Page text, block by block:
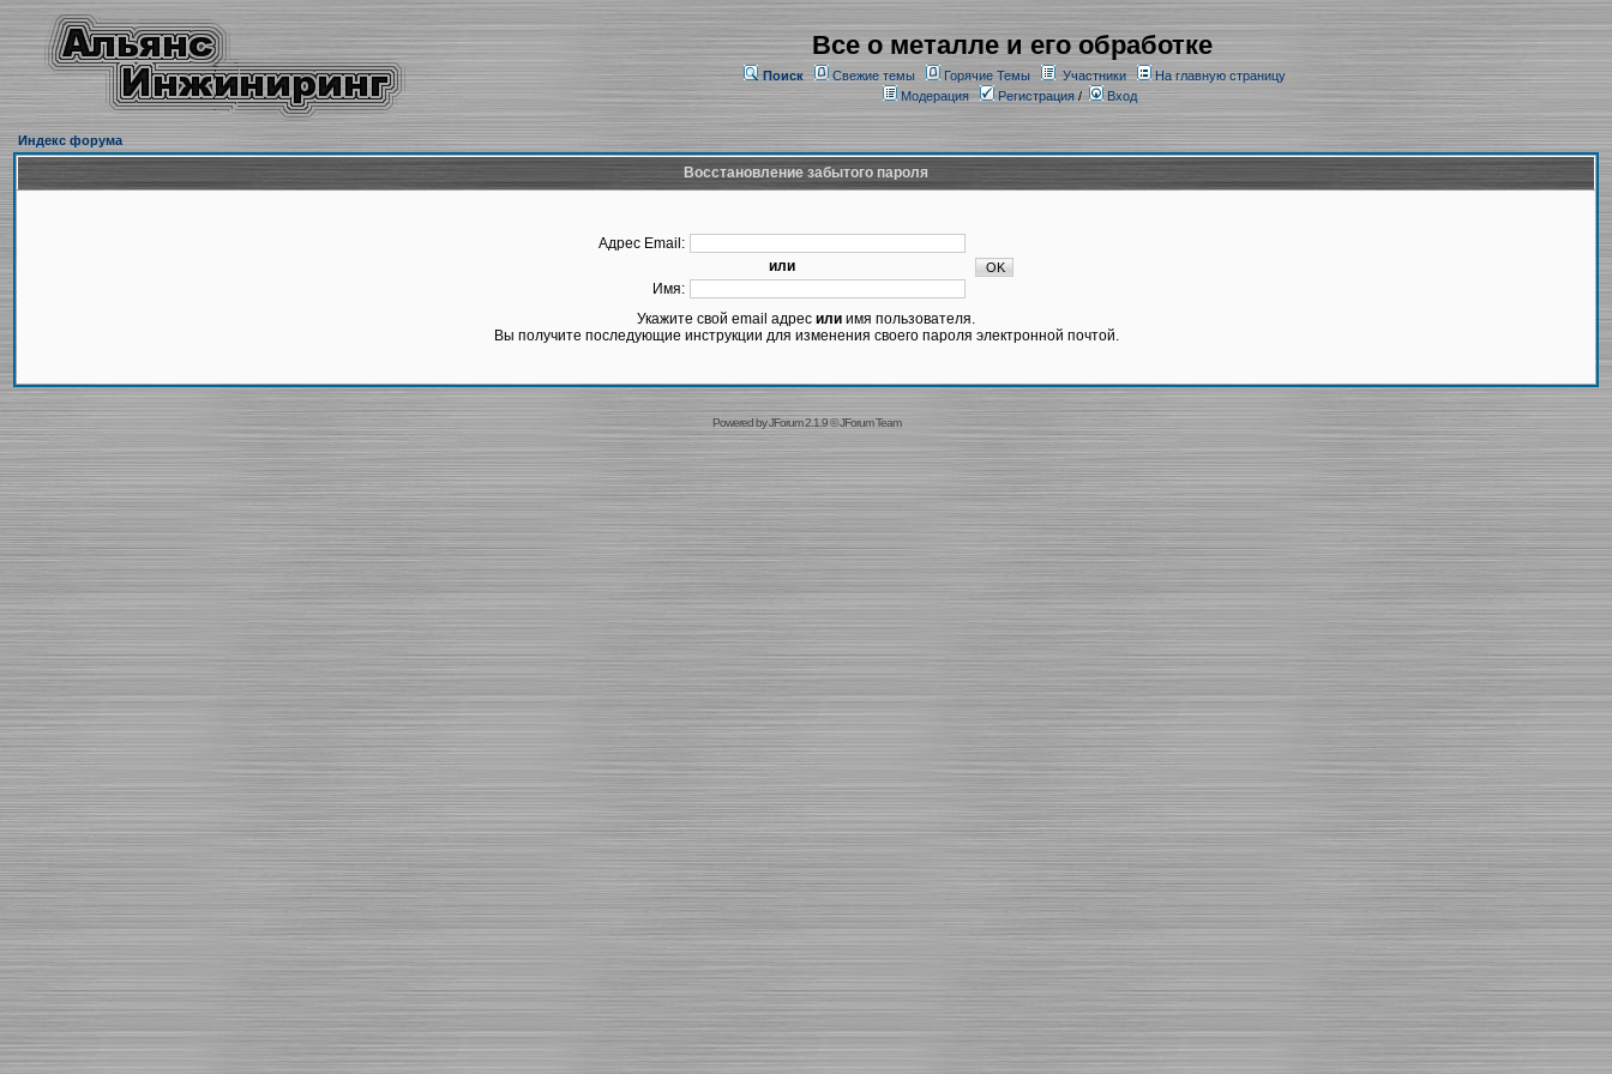
Все о металле и его обработке
Поиск Свежие темы Горячие Темы Участники
На главную страницу
Модерация
Регистрация/ Вход
Индекс форума
Восстановление забытого пароля
Адрес Email:
или
Имя:
Укажите свой email адрес или имя пользователя.
Вы получите последующие инструкции для изменения своего пароля электронной почтой.
Powered byJForum 2.1.9©JForum Team